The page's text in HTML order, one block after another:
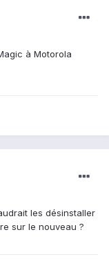
à Motorola
les désinstaller
sur le nouveau ?